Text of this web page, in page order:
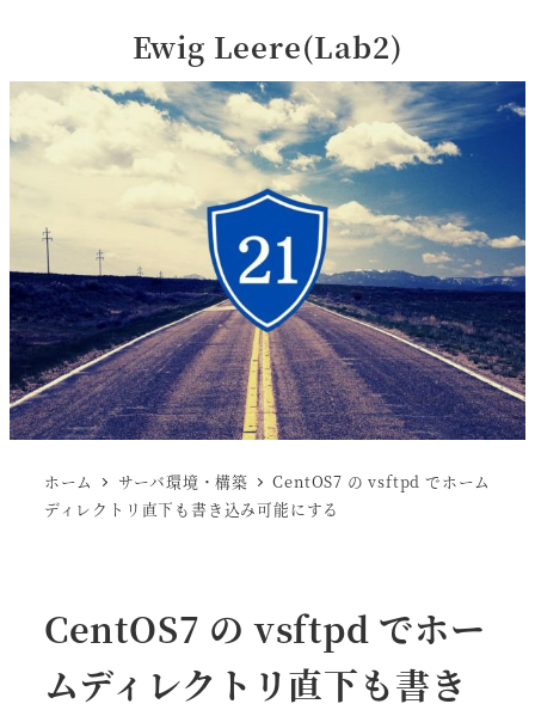
Ewig Leere(Lab2)
ホーム サーバ環境・構築
CentOS7 の vsftpd でホーム
ディレクトリ直下も書き込み可能にする
CentOS7 の vsftpd でホー
ムディレクトリ直下も書き